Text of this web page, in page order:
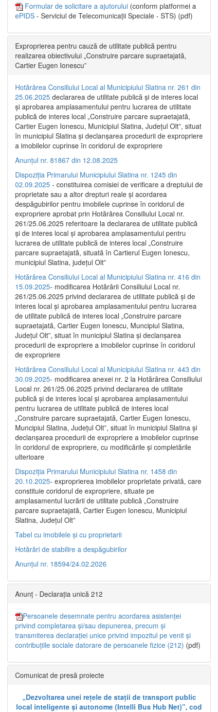
Formular de solicitare a ajutorului (conform platformei a
ePIDS - Serviciul de Telecomunicații Speciale - STS) (pdf)
Exproprierea pentru cauză de utilitate publică pentru
realizarea obiectivului „Construire parcare supraetajată,
Cartier Eugen Ionescu”
Hotărârea Consiliului Local al Municipiului Slatina nr. 261 din
25.06.2025 declararea de utilitate publică și de interes local
și aprobarea amplasamentului pentru lucrarea de utilitate
publică de interes local „Construire parcare supraetajată,
Cartier Eugen Ionescu, Municipiul Slatina, Județul Olt”, situat
în municipiul Slatina și declanșarea procedurii de expropriere
a imobilelor cuprinse în coridorul de expropriere
Anunțul nr. 81867 din 12.08.2025
Dispoziția Primarului Municipiului Slatina nr. 1245 din
02.09.2025 - constituirea comisiei de verificare a dreptului de
proprietate sau a altor drepturi reale și acordarea
despăgubirilor pentru imobilele cuprinse în coridorul de
expropriere aprobat prin Hotărârea Consiliului Local nr.
261/25.06.2025 referitoare la declararea de utilitate publică
și de interes local și aprobarea amplasamentului pentru
lucrarea de utilitate publică de interes local „Construire
parcare supraetajată, situată în Cartierul Eugen Ionescu,
municipiul Slatina, județul Olt”
Hotărârea Consiliului Local al Municipiului Slatina nr. 416 din
15.09.2025- modificarea Hotărârii Consiliului Local nr.
261/25.06.2025 privind declararea de utilitate publică și de
interes local și aprobarea amplasamentului pentru lucrarea
de utilitate publică de interes local „Construire parcare
supraetajată, Cartier Eugen Ionescu, Muncipiul Slatina,
Județul Olt”, situat în municipiul Slatina și declanșarea
procedurii de expropriere a imobilelor cuprinse în coridorul
de expropriere
Hotărârea Consiliului Local al Municipiului Slatina nr. 443 din
30.09.2025- modificarea anexei nr. 2 la Hotărârea Consiliului
Local nr. 261/25.06.2025 privind declararea de utilitate
publică şi de interes local şi aprobarea amplasamentului
pentru lucrarea de utilitate publică de interes local
„Construire parcare supraetajată, Cartier Eugen Ionescu,
Muncipiul Slatina, Judeţul Olt”, situat în municipiul Slatina şi
declanşarea procedurii de expropriere a imobilelor cuprinse
în coridorul de expropriere, cu modificările şi completările
ulterioare
Dispoziția Primarului Municipiului Slatina nr. 1458 din
20.10.2025- exproprierea imobilelor proprietate privată, care
constituie coridorul de expropriere, situate pe
amplasamentul lucrării de utilitate publică „Construire
parcare supraetajată, Cartier Eugen Ionescu, Municipiul
Slatina, Județul Olt”
Tabel cu imobilele și cu proprietarii
Hotărâri de stabilire a despăgubirilor
Anunțul nr. 18594/24.02.2026
Anunț - Declarația unică 212
Persoanele desemnate pentru acordarea asistenței
privind completarea și/sau depunerea, precum și
transmiterea declarației unice privind impozitul pe venit și
contribuțiile sociale datorare de persoanele fizice (212) (pdf)
Comunicat de presă proiecte
„Dezvoltarea unei rețele de stații de transport public
local inteligente și autonome (Intelli Bus Hub Net)”, cod